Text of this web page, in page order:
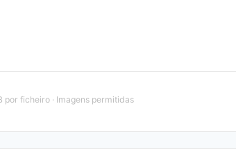
por ficheiro · Imagens permitidas